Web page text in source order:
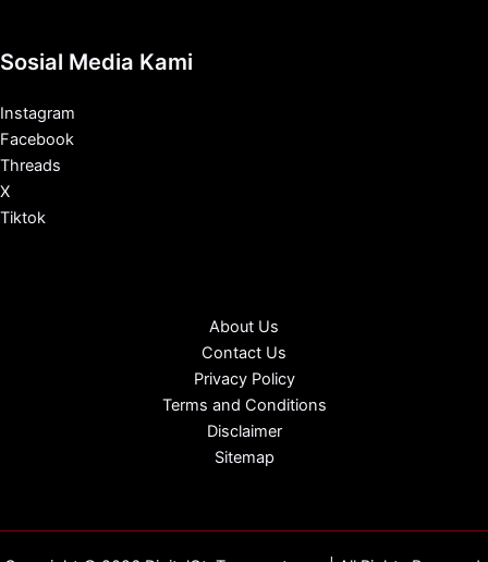
Sosial Media Kami
Instagram
Facebook
Threads
X
Tiktok
About Us
Contact Us
Privacy Policy
Terms and Conditions
Disclaimer
Sitemap